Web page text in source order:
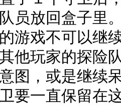
员放回盒子里
游戏不可以继
他玩家的探险
图，或是继续
要一直保留在